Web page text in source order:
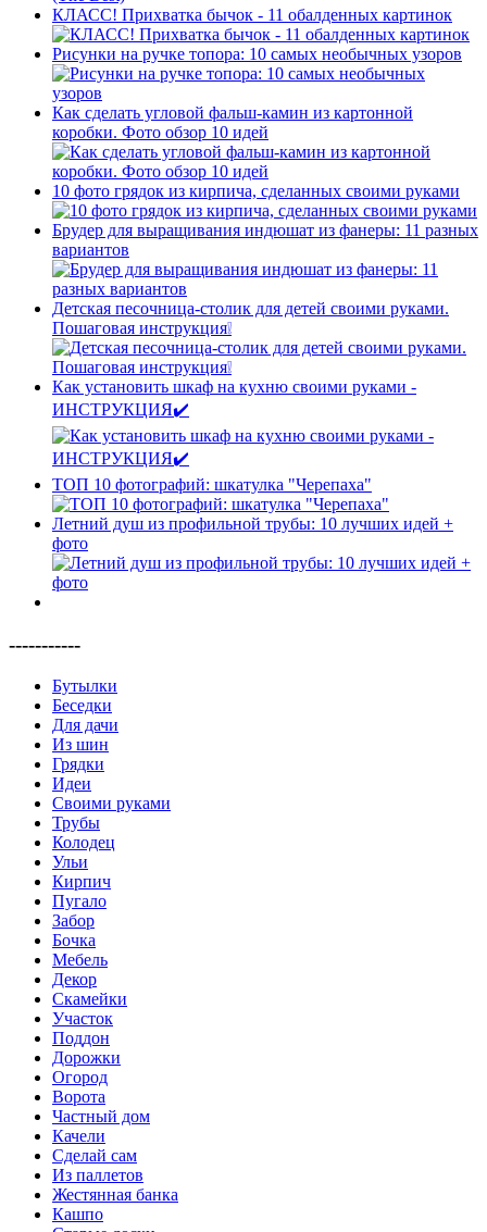
КЛАСС! Прихватка бычок - 11 обалденных картинок
Рисунки на ручке топора: 10 самых необычных узоров
Как сделать угловой фальш-камин из картонной
коробки. Фото обзор 10 идей
10 фото грядок из кирпича, сделанных своими руками
Брудер для выращивания индюшат из фанеры: 11 разных
вариантов
Детская песочница-столик для детей своими руками.
Пошаговая инструкция❕
Как установить шкаф на кухню своими руками -
ИНСТРУКЦИЯ✔️
ТОП 10 фотографий: шкатулка "Черепаха"
Летний душ из профильной трубы: 10 лучших идей +
фото
-----------
Бутылки
Беседки
Для дачи
Из шин
Грядки
Идеи
Своими руками
Трубы
Колодец
Ульи
Кирпич
Пугало
Забор
Бочка
Мебель
Декор
Скамейки
Участок
Поддон
Дорожки
Огород
Ворота
Частный дом
Качели
Сделай сам
Из паллетов
Жестянная банка
Кашпо